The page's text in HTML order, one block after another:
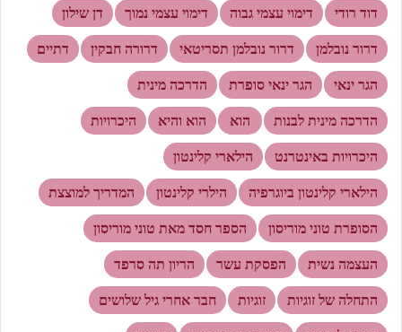
דוד רודי דימוי עצמי גבוה דימוי עצמי נמוך דן שילון
דרור נובלמן דרור נובלמן תסריטאי דרורה חבקין דתיים
הגר ינאי הגר ינאי סופרת הדרכה מינית
הדרכה מינית לבנות הוא הוא והיא היכרויות
היכרויות באינטרנט הילארי קלינטון
הילארי קלינטון ביוגרפיה הילרי קלינטון המדריך למוצצת
הסופרת טוני מוריסון הספר חסד מאת טוני מוריסון
העצמה נשית הפסקת עשר הריון תה סרפד
התחלה של זוגיות זוגיות חבר אחרי גיל שלושים